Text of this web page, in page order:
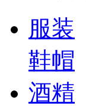
服装
鞋帽
酒精